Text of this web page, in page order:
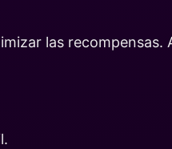
las